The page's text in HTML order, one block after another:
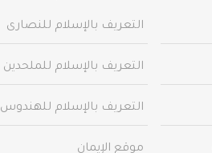
التعريف بالإسلام للنصارى
التعريف بالإسلام للملحدين
التعريف بالإسلام للهندوس
موقع الإيمان